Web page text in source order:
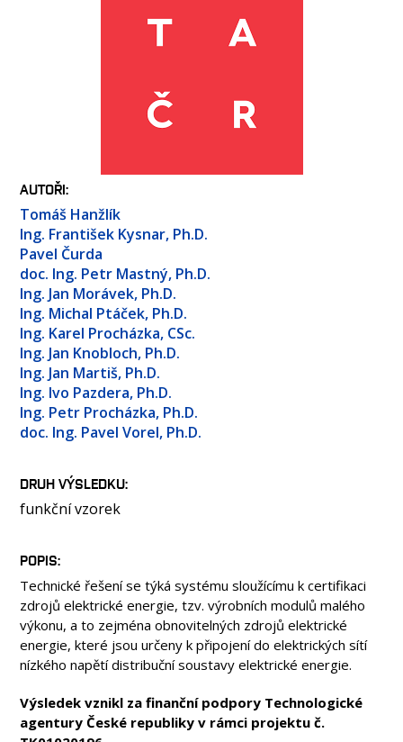
KONFERENCE A SOUTĚŽE
AUTOŘI
Tomáš Hanžlík
Ing. František Kysnar, Ph.D.
Pavel Čurda
doc. Ing. Petr Mastný, Ph.D.
Ing. Jan Morávek, Ph.D.
Ing. Michal Ptáček, Ph.D.
Ing. Karel Procházka, CSc.
Ing. Jan Knobloch, Ph.D.
Ing. Jan Martiš, Ph.D.
Ing. Ivo Pazdera, Ph.D.
Ing. Petr Procházka, Ph.D.
doc. Ing. Pavel Vorel, Ph.D.
DRUH VÝSLEDKU
funkční vzorek
POPIS
Technické řešení se týká systému sloužícímu k certifikaci
zdrojů elektrické energie, tzv. výrobních modulů malého
výkonu, a to zejména obnovitelných zdrojů elektrické
energie, které jsou určeny k připojení do elektrických sítí
nízkého napětí distribuční soustavy elektrické energie.
Výsledek vznikl za finanční podpory Technologické
agentury České republiky v rámci projektu č.